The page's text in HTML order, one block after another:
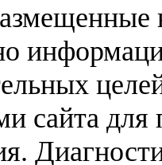
сайта